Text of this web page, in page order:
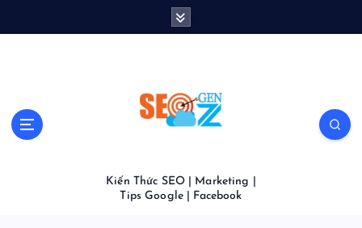
Kiến Thức SEO | Marketing |
Tips Google | Facebook